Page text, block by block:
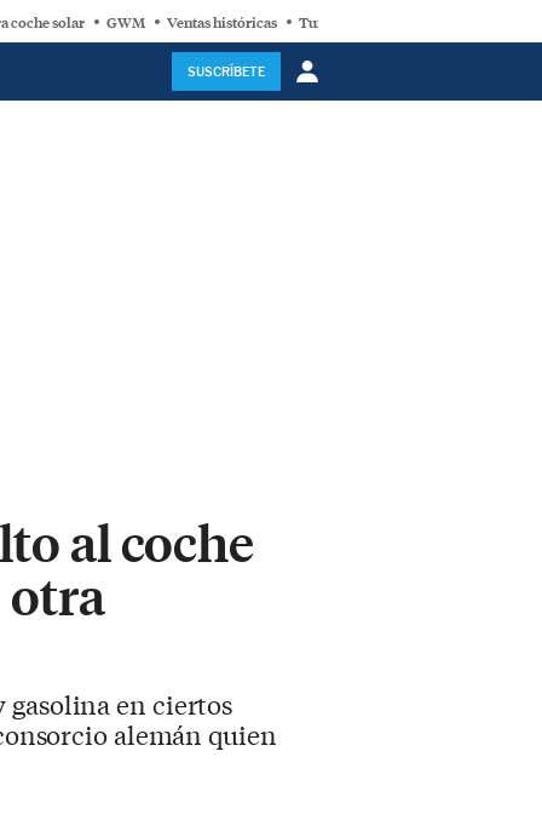
coche solar GWM Ventas históricas Turbina eólica
SUSCRÍBETE
al coche
otra
gasolina en ciertos
alemán quien